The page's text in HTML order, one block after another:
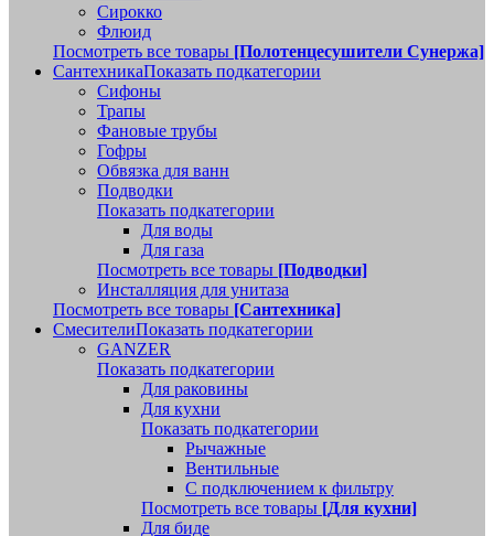
Сирокко
Флюид
Посмотреть все товары [Полотенцесушители Сунержа]
СантехникаПоказать подкатегории
Сифоны
Трапы
Фановые трубы
Гофры
Обвязка для ванн
Подводки
Показать подкатегории
Для воды
Для газа
Посмотреть все товары [Подводки]
Инсталляция для унитаза
Посмотреть все товары [Сантехника]
СмесителиПоказать подкатегории
GANZER
Показать подкатегории
Для раковины
Для кухни
Показать подкатегории
Рычажные
Вентильные
С подключением к фильтру
Посмотреть все товары [Для кухни]
Для биде